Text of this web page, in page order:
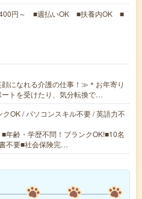
円～ ■週払いOK ■扶養内OK ■
になれる介護の仕事！≫＊お年寄り
トを受けたり、気分転換で…
OK / パソコンスキル不要 / 英語力不
年齢・学歴不問！ブランクOK!■10名
不要■社会保険完…